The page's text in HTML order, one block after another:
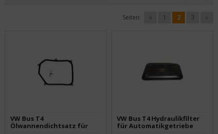
Seiten: « 1 2 3 »
VW Bus T4
Ölwannendichtsatz für
VW Bus T4 Hydraulikfilter
für Automatikgetriebe